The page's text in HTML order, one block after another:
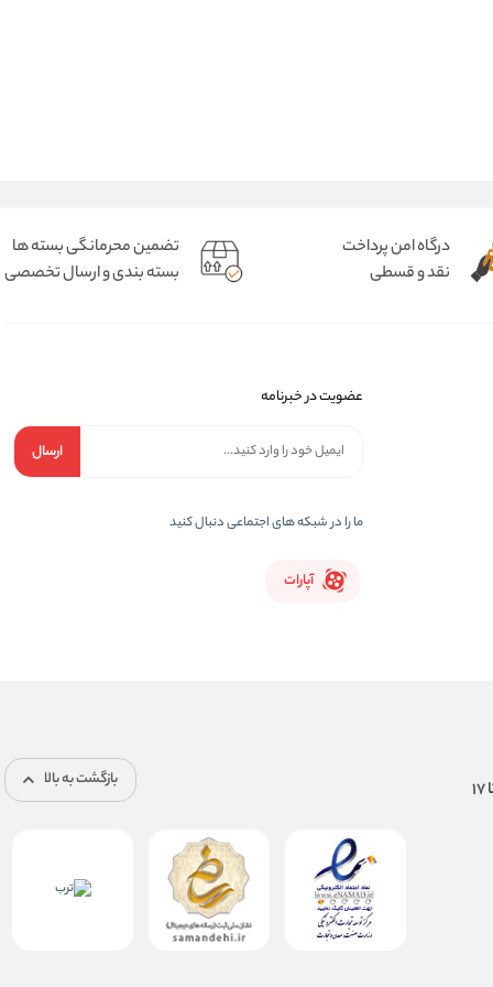
درگاه امن پرداخت
نقد و قسطی
تضمین محرمانگی بسته ها
بسته بندی و ارسال تخصصی
عضویت در خبرنامه
ارسال
ما را در شبکه های اجتماعی دنبال کنید
آپارات
بازگشت به بالا